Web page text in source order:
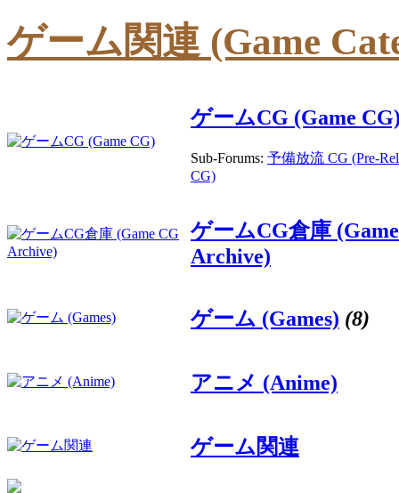
ゲーム関連 (Game
ゲームCG (Game
Sub-Forums: 予備放流 CG (Pre-
CG)
ゲームCG倉庫
Archive)
ゲーム (Games) (8)
アニメ (Anime)
ゲーム関連